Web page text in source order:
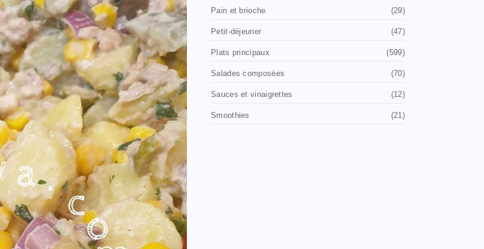
Pain et brioche (29)
Petit-déjeuner (47)
Plats principaux (599)
Salades composées (70)
Sauces et vinaigrettes (12)
Smoothies (21)